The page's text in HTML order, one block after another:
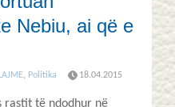
Nebiu, ai që e
LAJME, Politika 18.04.2015
rastit të ndodhur në